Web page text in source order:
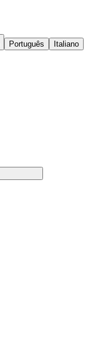
Português
Italiano